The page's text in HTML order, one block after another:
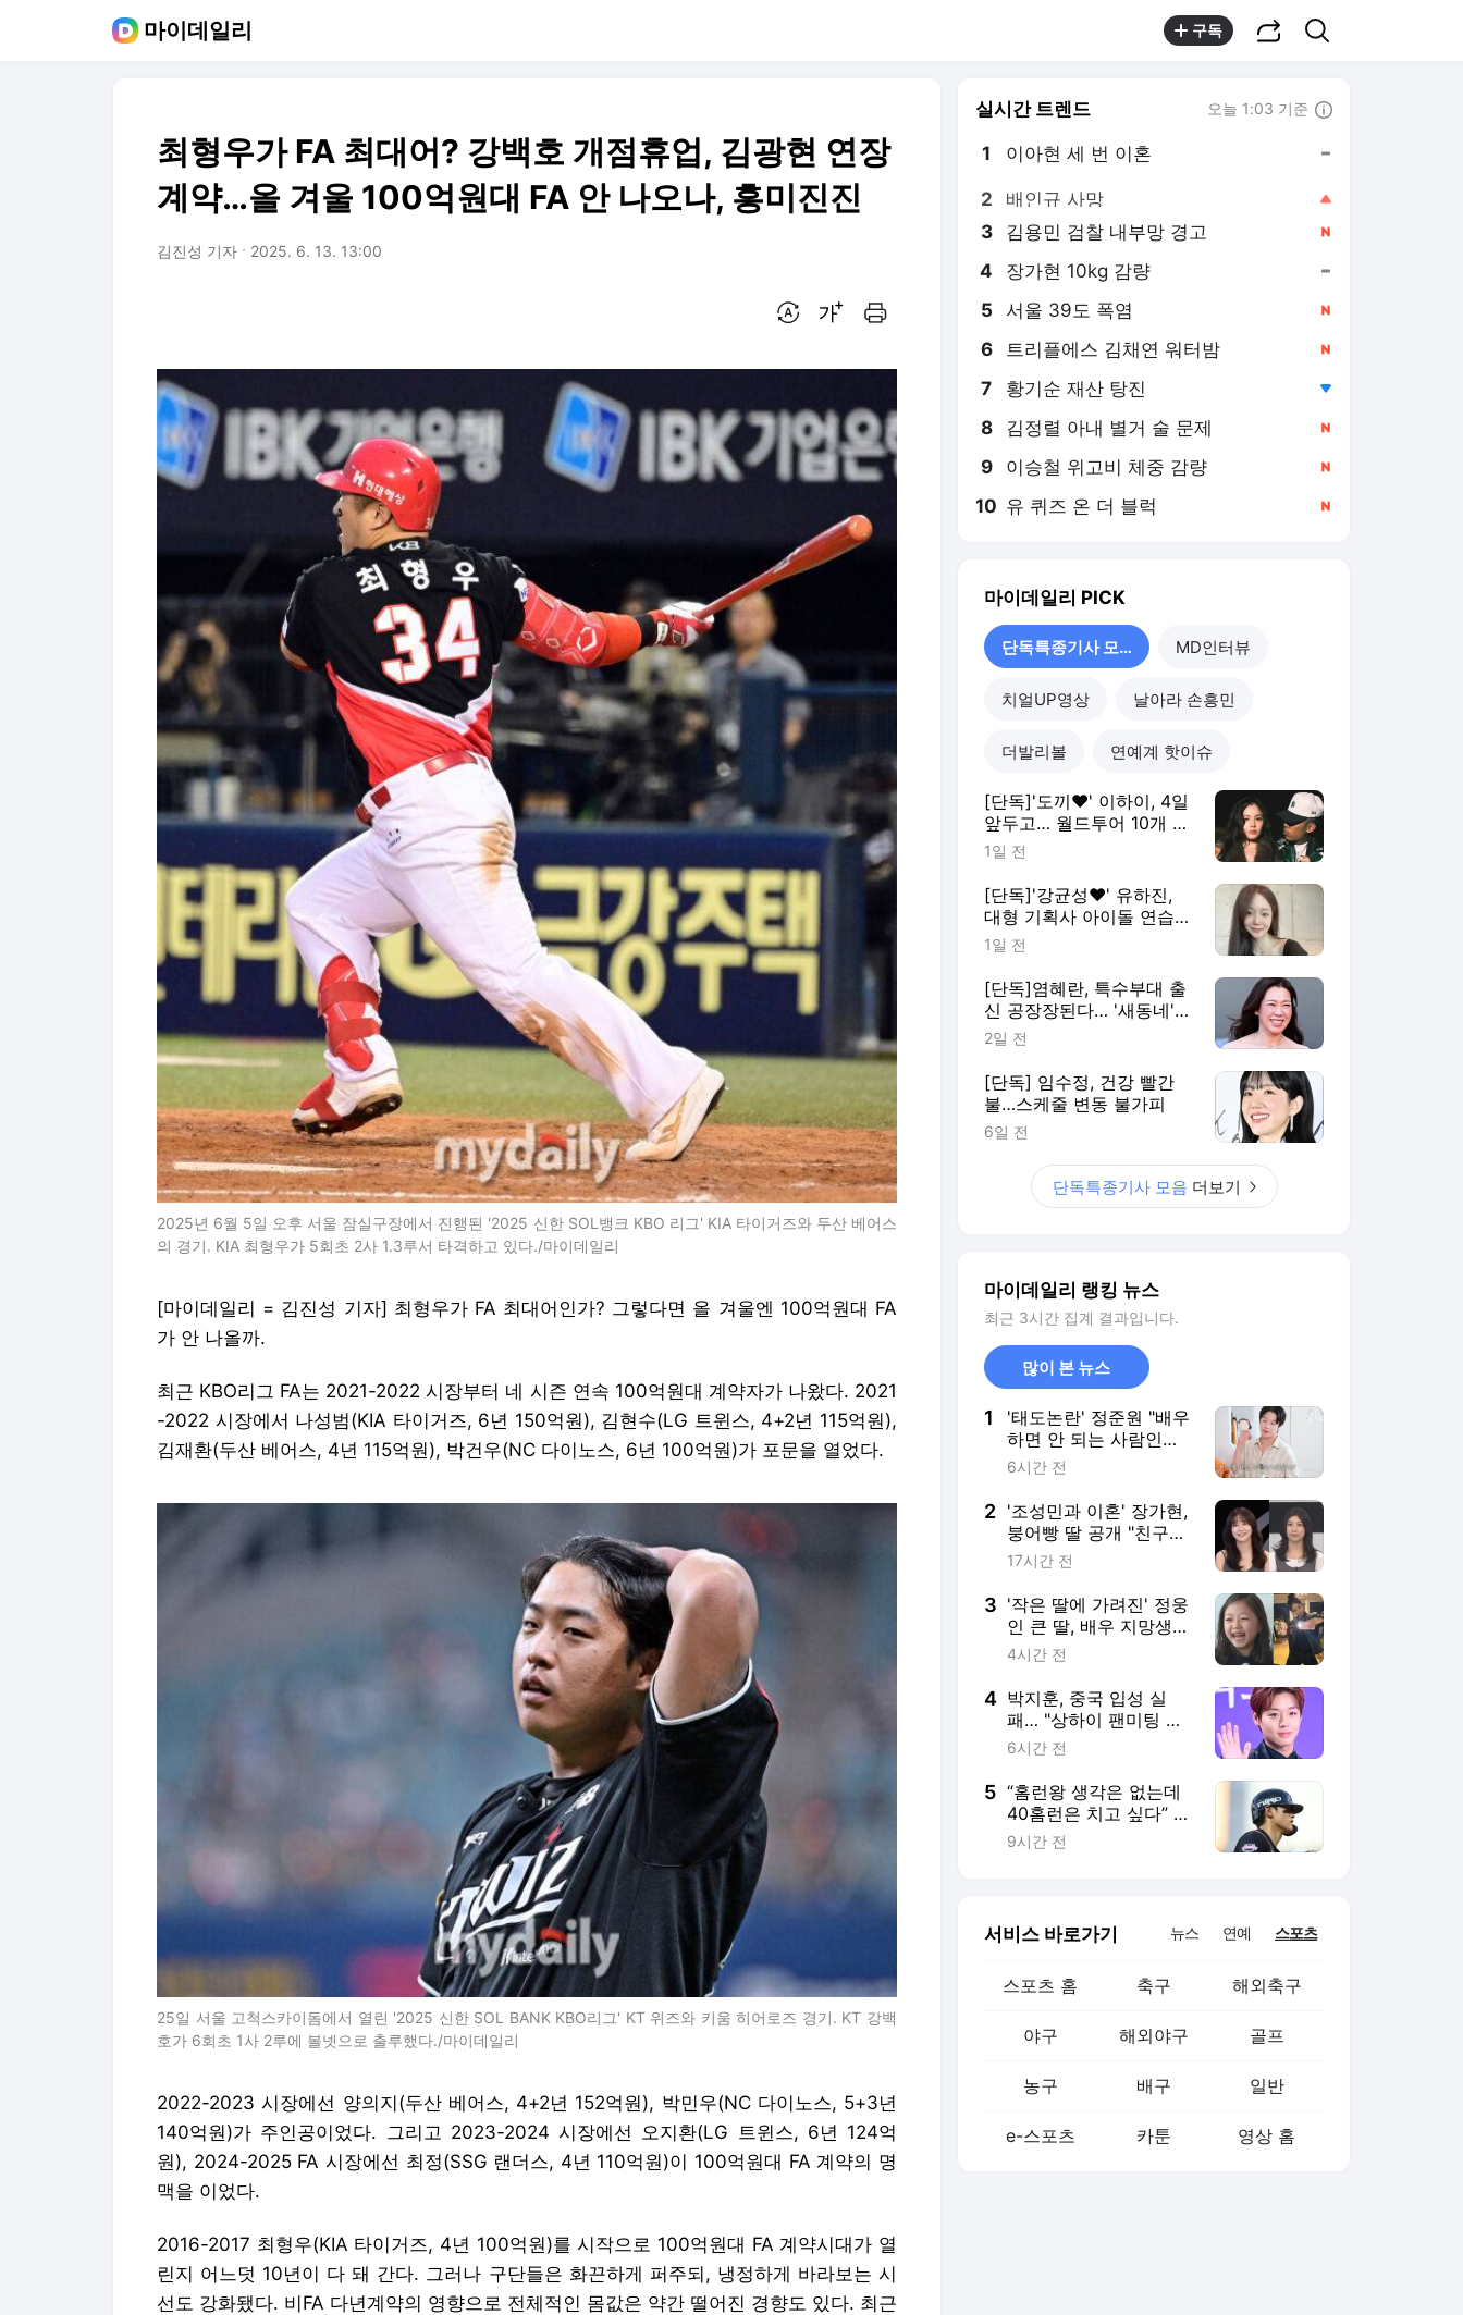
마이데일리 구독
최형우가 FA 최대어? 강백호 개점휴업, 김광현 연장
계약…올 겨울 100억원대 FA 안 나오나, 흥미진진
김진성 기자 2025. 6. 13. 13:00
2025년 6월 5일 오후 서울 잠실구장에서 진행된 '2025 신한 SOL뱅크 KBO 리그' KIA 타이거즈와 두산 베어스
의 경기. KIA 최형우가 5회초 2사 1.3루서 타격하고 있다./마이데일리
[마이데일리 = 김진성 기자] 최형우가 FA 최대어인가? 그렇다면 올 겨울엔 100억원대 FA
가 안 나올까.
최근 KBO리그 FA는 2021-2022 시장부터 네 시즌 연속 100억원대 계약자가 나왔다. 2021
-2022 시장에서 나성범(KIA 타이거즈, 6년 150억원), 김현수(LG 트윈스, 4+2년 115억원),
김재환(두산 베어스, 4년 115억원), 박건우(NC 다이노스, 6년 100억원)가 포문을 열었다.
25일 서울 고척스카이돔에서 열린 '2025 신한 SOL BANK KBO리그' KT 위즈와 키움 히어로즈 경기. KT 강백
호가 6회초 1사 2루에 볼넷으로 출루했다./마이데일리
2022-2023 시장에선 양의지(두산 베어스, 4+2년 152억원), 박민우(NC 다이노스, 5+3년
140억원)가 주인공이었다. 그리고 2023-2024 시장에선 오지환(LG 트윈스, 6년 124억
원), 2024-2025 FA 시장에선 최정(SSG 랜더스, 4년 110억원)이 100억원대 FA 계약의 명
맥을 이었다.
2016-2017 최형우(KIA 타이거즈, 4년 100억원)를 시작으로 100억원대 FA 계약시대가 열
린지 어느덧 10년이 다 돼 간다. 그러나 구단들은 화끈하게 퍼주되, 냉정하게 바라보는 시
선도 강화됐다. 비FA 다년계약의 영향으로 전체적인 몸값은 약간 떨어진 경향도 있다. 최근
실시간 트렌드 오늘 1:03 기준
1 이아현 세 번 이혼
2 배인규 사망
3 김용민 검찰 내부망 경고
4 장가현 10kg 감량
5 서울 39도 폭염
6 트리플에스 김채연 워터밤
7 황기순 재산 탕진
8 김정렬 아내 별거 술 문제
9 이승철 위고비 체중 감량
10 유 퀴즈 온 더 블럭
마이데일리 PICK
단독특종기사 모음 MD인터뷰
치얼UP영상 날아라 손흥민
더발리볼 연예계 핫이슈
[단독]'도끼♥' 이하이, 4일
앞두고… 월드투어 10개 도
시 '몽땅' 취소
1일 전
[단독]'강균성♥' 유하진,
대형 기획사 아이돌 연습생
출신…
1일 전
[단독]염혜란, 특수부대 출
신 공장장된다… '새동네'
주연
2일 전
[단독] 임수정, 건강 빨간
불…스케줄 변동 불가피
6일 전
단독특종기사 모음 더보기
마이데일리 랭킹 뉴스
최근 3시간 집계 결과입니다.
많이 본 뉴스
1
'태도논란' 정준원 "배우
하면 안 되는 사람인가
고민" [MD리뷰]
6시간 전
2 '조성민과 이혼' 장가현,
붕어빵 딸 공개 "친구들
이 부러워해" [퍼펙트 라
17시간 전
3 '작은 딸에 가려진' 정웅
인 큰 딸, 배우 지망생
'아빠 따라다니며 얼굴
4시간 전
4 박지훈, 중국 입성 실
패… "상하이 팬미팅 전
격 취소"[공식]
6시간 전
5 “홈런왕 생각은 없는데
40홈런은 치고 싶다” 김
도영 솔직고백…AG 가
9시간 전
서비스 바로가기 뉴스 연예 스포츠
스포츠 홈 축구 해외축구
야구 해외야구 골프
농구 배구 일반
e-스포츠 카툰 영상 홈